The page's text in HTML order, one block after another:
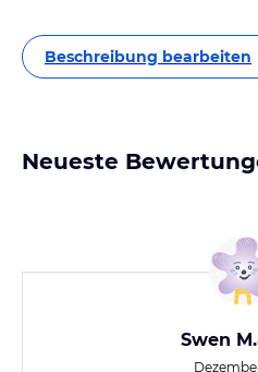
Beschreibung bearbeiten
Neueste
Swen M.